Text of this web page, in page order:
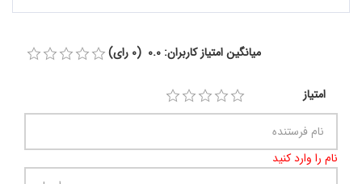
میانگین امتیاز کاربران: 0.0 (0 رای)
امتیاز
نام را وارد کنید